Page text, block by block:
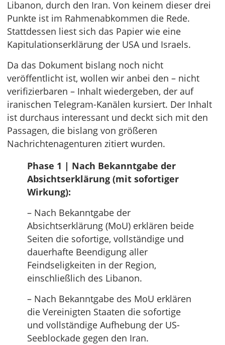
Libanon, durch den Iran. Von keinem dieser drei
Punkte ist im Rahmenabkommen die Rede.
Stattdessen liest sich das Papier wie eine
Kapitulationserklärung der USA und Israels.
Da das Dokument bislang noch nicht
veröffentlicht ist, wollen wir anbei den – nicht
verifizierbaren – Inhalt wiedergeben, der auf
iranischen Telegram-Kanälen kursiert. Der Inhalt
ist durchaus interessant und deckt sich mit den
Passagen, die bislang von größeren
Nachrichtenagenturen zitiert wurden.
Phase 1 | Nach Bekanntgabe der
Absichtserklärung (mit sofortiger
Wirkung):
– Nach Bekanntgabe der
Absichtserklärung (MoU) erklären beide
Seiten die sofortige, vollständige und
dauerhafte Beendigung aller
Feindseligkeiten in der Region,
einschließlich des Libanon.
– Nach Bekanntgabe des MoU erklären
die Vereinigten Staaten die sofortige
und vollständige Aufhebung der US-
Seeblockade gegen den Iran.